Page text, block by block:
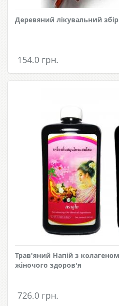
Деревяний лікувальний
154.0 грн.
Трав'яний Напій з
жіночого здоров'я
726.0 грн.